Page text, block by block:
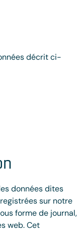
décrit ci-
données dites
sur notre
forme de journal,
web. Cet